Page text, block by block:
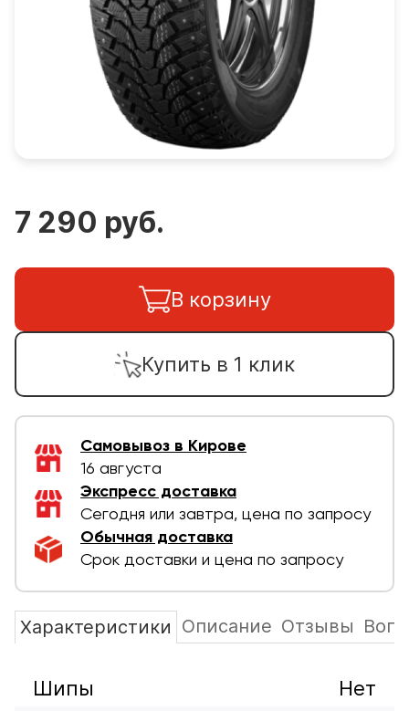
7 290 руб.
В корзину
Купить в 1 клик
Самовывоз в Кирове
16 августа
Экспресс доставка
Сегодня или завтра, цена по запросу
Обычная доставка
Срок доставки и цена по запросу
Характеристики Описание Отзывы
Шипы
Нет